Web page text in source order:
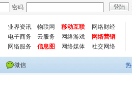
密码
业界资讯 物联网 移动互联
网络财经
电子商务
云服务 网络游戏
网络营销
网络服务
信息图 网络媒体 社交网络
微信